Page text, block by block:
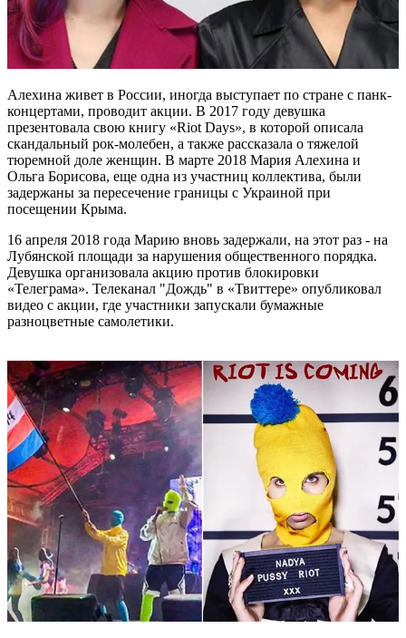
Алехина живет в России, иногда выступает по стране с панк-
концертами, проводит акции. В 2017 году девушка
презентовала свою книгу «Riot Days», в которой описала
скандальный рок-молебен, а также рассказала о тяжелой
тюремной доле женщин. В марте 2018 Мария Алехина и
Ольга Борисова, еще одна из участниц коллектива, были
задержаны за пересечение границы с Украиной при
посещении Крыма.
16 апреля 2018 года Марию вновь задержали, на этот раз - на
Лубянской площади за нарушения общественного порядка.
Девушка организовала акцию против блокировки
«Телеграма». Телеканал "Дождь" в «Твиттере» опубликовал
видео с акции, где участники запускали бумажные
разноцветные самолетики.